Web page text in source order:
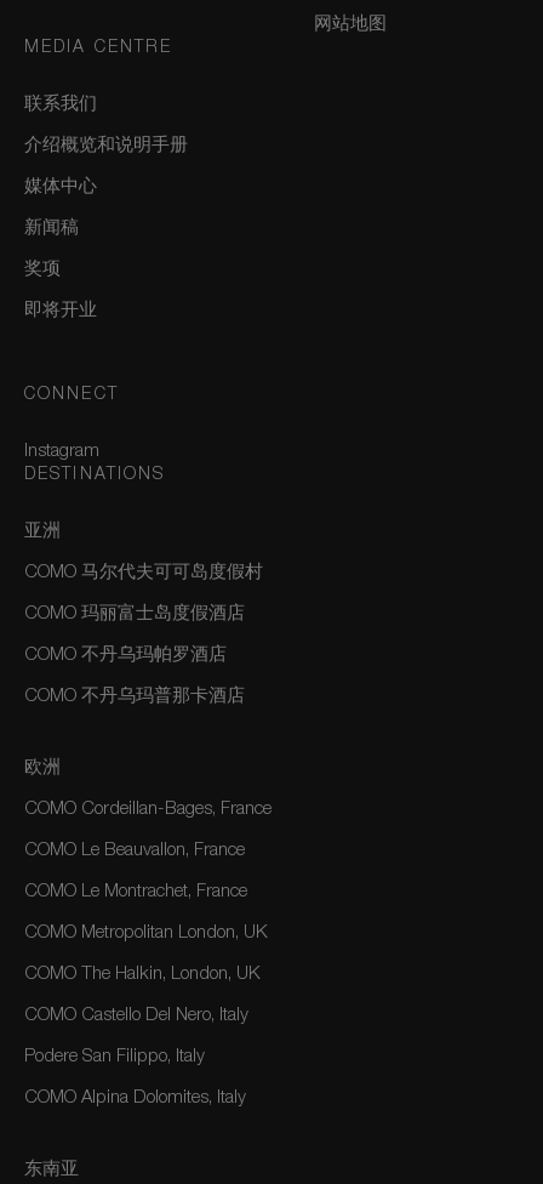
网站地图
MEDIA CENTRE
联系我们
介绍概览和说明手册
媒体中心
新闻稿
奖项
即将开业
CONNECT
Instagram
DESTINATIONS
亚洲
COMO 马尔代夫可可岛度假村
COMO 玛丽富士岛度假酒店
COMO 不丹乌玛帕罗酒店
COMO 不丹乌玛普那卡酒店
欧洲
COMO Cordeillan-Bages, France
COMO Le Beauvallon, France
COMO Le Montrachet, France
COMO Metropolitan London, UK
COMO The Halkin, London, UK
COMO Castello Del Nero, Italy
Podere San Filippo, Italy
COMO Alpina Dolomites, Italy
东南亚